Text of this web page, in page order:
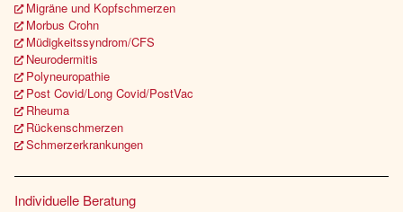
Migräne und Kopfschmerzen
Morbus Crohn
Müdigkeitssyndrom/CFS
Neurodermitis
Polyneuropathie
Post Covid/Long Covid/PostVac
Rheuma
Rückenschmerzen
Schmerzerkrankungen
Individuelle Beratung